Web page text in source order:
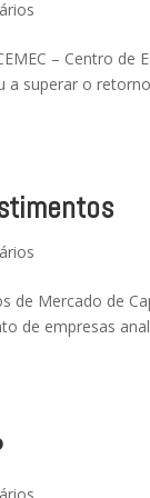
– Centro de
superar o
de Mercado de
de empresas